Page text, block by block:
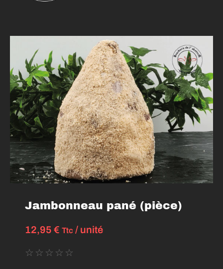
Jambonneau pané (pièce)
12,95 € Ttc / unité
☆ ☆ ☆ ☆ ☆